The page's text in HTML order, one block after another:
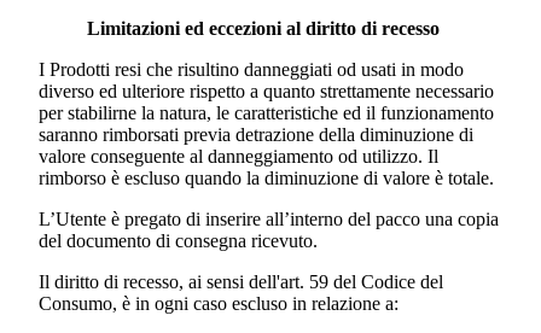
Limitazioni ed eccezioni al diritto di recesso
I Prodotti resi che risultino danneggiati od usati in modo
diverso ed ulteriore rispetto a quanto strettamente necessario
per stabilirne la natura, le caratteristiche ed il funzionamento
saranno rimborsati previa detrazione della diminuzione di
valore conseguente al danneggiamento od utilizzo. Il
rimborso è escluso quando la diminuzione di valore è totale.
L’Utente è pregato di inserire all’interno del pacco una copia
del documento di consegna ricevuto.
Il diritto di recesso, ai sensi dell'art. 59 del Codice del
Consumo, è in ogni caso escluso in relazione a: